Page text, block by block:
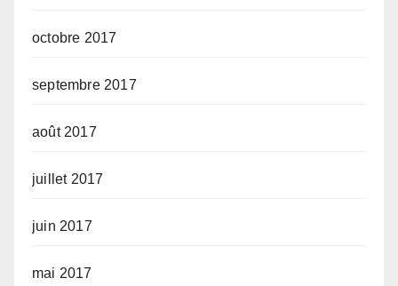
octobre 2017
septembre 2017
août 2017
juillet 2017
juin 2017
mai 2017